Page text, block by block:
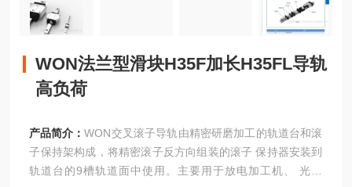
WON法兰型滑块H35F加长H35FL导轨
高负荷
产品简介：WON交叉滚子导轨由精密研磨加工的轨道台和滚
子保持架构成，将精密滚子反方向组装的滚子 保持器安装到
轨道台的9槽轨道面中使用。主要用于放电加工机、 光学